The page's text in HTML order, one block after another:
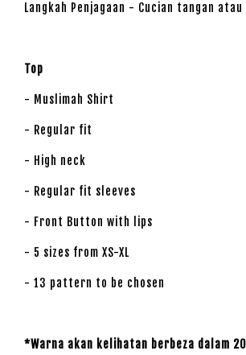
Langkah Penjagaan - Cucian tangan atau
Top
- Muslimah Shirt
- Regular fit
- High neck
- Regular fit sleeves
- Front Button with lips
- 5 sizes from XS-XL
- 13 pattern to be chosen
*Warna akan kelihatan berbeza dalam